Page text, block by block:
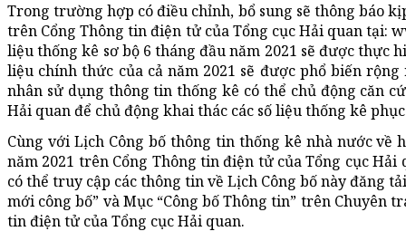
Trong trường hợp có điều chỉnh, bổ sung sẽ thông báo
trên Cổng Thông tin điện tử của Tổng cục Hải quan tại:
liệu thống kê sơ bộ 6 tháng đầu năm 2021 sẽ được thực
liệu chính thức của cả năm 2021 sẽ được phổ biến
nhân sử dụng thông tin thống kê có thể chủ động căn
Hải quan để chủ động khai thác các số liệu thống kê
Cùng với Lịch Công bố thông tin thống kê nhà nước về
năm 2021 trên Cổng Thông tin điện tử của Tổng cục Hải
có thể truy cập các thông tin về Lịch Công bố này đăng
mới công bố” và Mục “Công bố Thông tin” trên Chuyên
tin điện tử của Tổng cục Hải quan.